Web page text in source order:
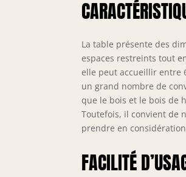
La table présente des
espaces restreints tout
elle peut accueillir entre
un grand nombre de
que le bois et le bois de
Toutefois, il convient de
prendre en considération
FACILITÉ